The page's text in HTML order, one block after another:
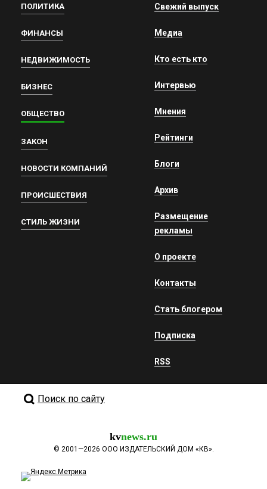
ПОЛИТИКА
ФИНАНСЫ
НЕДВИЖИМОСТЬ
БИЗНЕС
ОБЩЕСТВО
ЗАКОН
НОВОСТИ КОМПАНИЙ
ПРОИСШЕСТВИЯ
СТИЛЬ ЖИЗНИ
Свежий выпуск
Медиа
Кто есть кто
Интервью
Мнения
Рейтинги
Блоги
Архив
Размещение
рекламы
О проекте
Контакты
Стать блогером
Подписка
RSS
Поиск по сайту
kvnews.ru
© 2001—2026 ООО ИЗДАТЕЛЬСКИЙ ДОМ «КВ».